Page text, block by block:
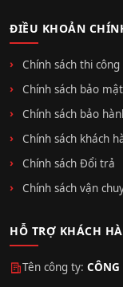
ĐIỀU KHOẢN
Chính sách thi công
Chính sách bảo mật
Chính sách bảo
Chính sách khách
Chính sách Đổi trả
Chính sách vận
HỖ TRỢ KHÁCH
Tên công ty: